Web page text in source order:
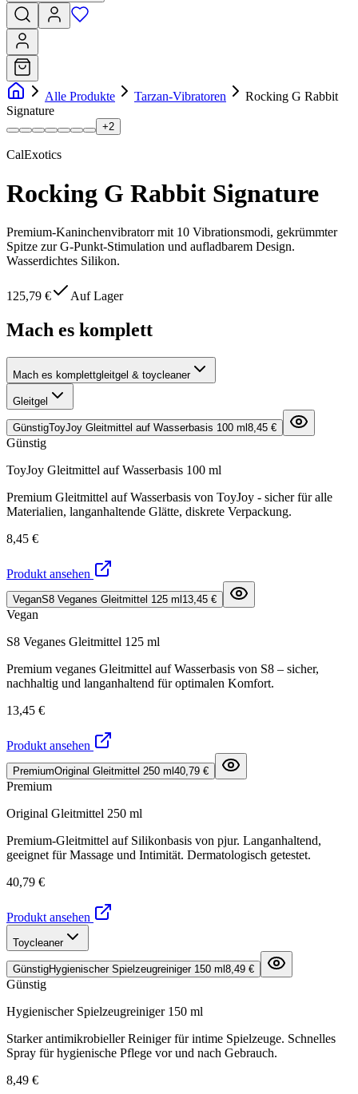
Alle Produkte Tarzan-Vibratoren
Rocking G Rabbit
Signature
+2
CalExotics
Rocking G Rabbit Signature
Premium-Kaninchenvibratorr mit 10 Vibrationsmodi, gekrümmter
Spitze zur G-Punkt-Stimulation und aufladbarem Design.
Wasserdichtes Silikon.
125,79 € Auf Lager
Mach es komplett
Mach es komplettgleitgel & toycleaner
Gleitgel
GünstigToyJoy Gleitmittel auf Wasserbasis 100 ml 8,45 €
Günstig
ToyJoy Gleitmittel auf Wasserbasis 100 ml
Premium Gleitmittel auf Wasserbasis von ToyJoy - sicher für alle
Materialien, langanhaltende Glätte, diskrete Verpackung.
8,45 €
Produkt ansehen
VeganS8 Veganes Gleitmittel 125 ml 13,45 €
Vegan
S8 Veganes Gleitmittel 125 ml
Premium veganes Gleitmittel auf Wasserbasis von S8 – sicher,
nachhaltig und langanhaltend für optimalen Komfort.
13,45 €
Produkt ansehen
PremiumOriginal Gleitmittel 250 ml 40,79 €
Premium
Original Gleitmittel 250 ml
Premium-Gleitmittel auf Silikonbasis von pjur. Langanhaltend,
geeignet für Massage und Intimität. Dermatologisch getestet.
40,79 €
Produkt ansehen
Toycleaner
GünstigHygienischer Spielzeugreiniger 150 ml 8,49 €
Günstig
Hygienischer Spielzeugreiniger 150 ml
Starker antimikrobieller Reiniger für intime Spielzeuge. Schnelles
Spray für hygienische Pflege vor und nach Gebrauch.
8,49 €